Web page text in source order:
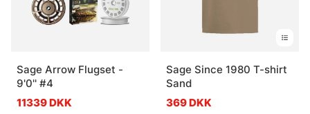
Sage Arrow Flugset -
9'0'' #4
11339 DKK
Sage Since 1980 T-shirt
Sand
369 DKK